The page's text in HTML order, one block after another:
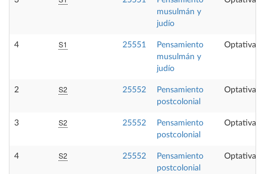
musulmán y
judío
4 S1 25551
Pensamiento
musulmán y
judío
Optativa
2 S2 25552
Pensamiento
postcolonial
Optativa
3 S2 25552
Pensamiento
postcolonial
Optativa
4 S2 25552
Pensamiento
postcolonial
Optativa